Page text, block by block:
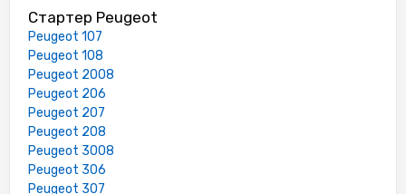
Стартер Peugeot
Peugeot 107
Peugeot 108
Peugeot 2008
Peugeot 206
Peugeot 207
Peugeot 208
Peugeot 3008
Peugeot 306
Peugeot 307